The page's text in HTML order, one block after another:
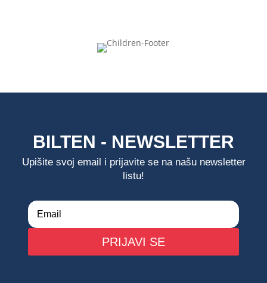
BILTEN - NEWSLETTER
Upišite svoj email i prijavite se na našu newsletter
listu!
PRIJAVI SE